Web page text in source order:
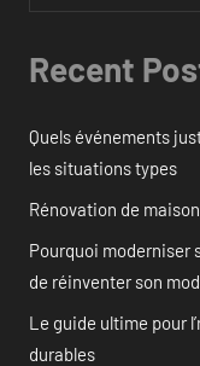
Recent
Quels événements
les situations types
Rénovation de
Pourquoi moderniser
de réinventer son
Le guide ultime pour
durables